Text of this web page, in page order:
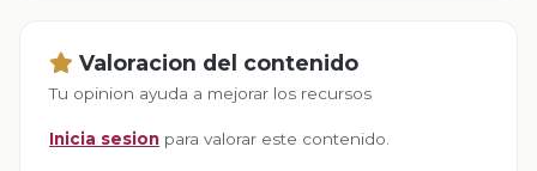
Valoracion del contenido
Tu opinion ayuda a mejorar los recursos
Inicia sesion para valorar este contenido.